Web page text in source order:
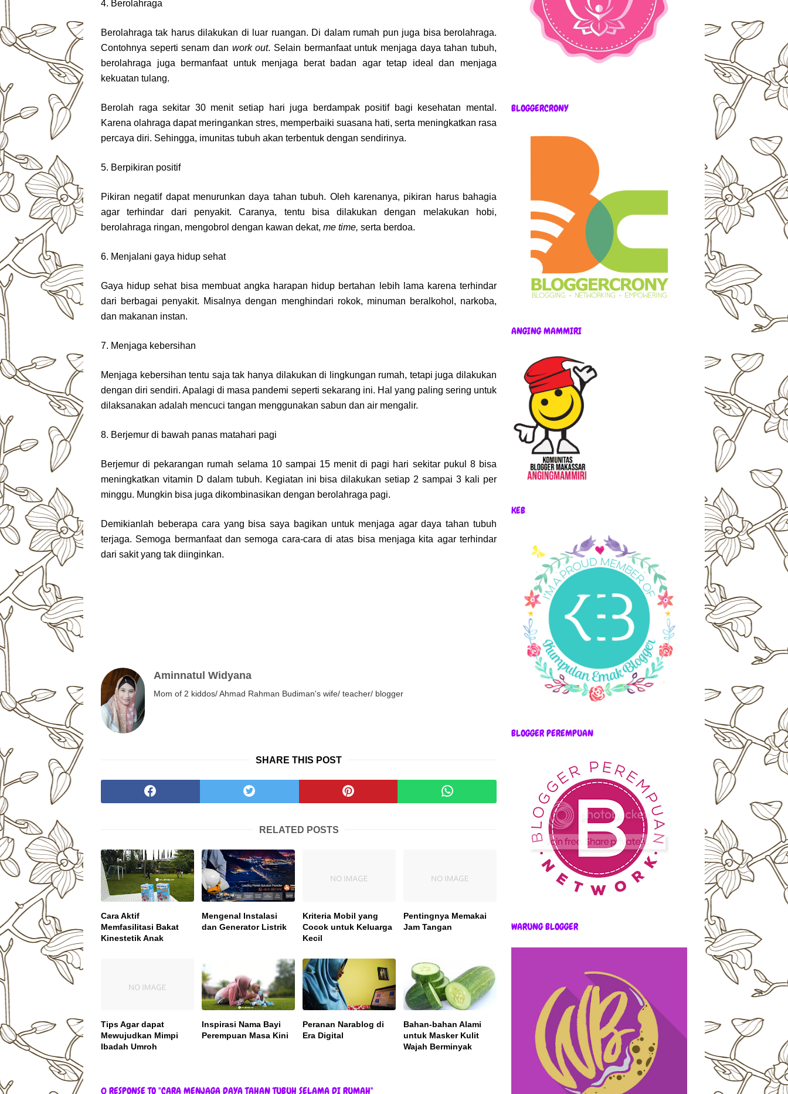
4. Berolahraga
Berolahraga tak harus dilakukan di luar ruangan. Di dalam rumah pun juga bisa berolahraga.
Contohnya seperti senam dan work out. Selain bermanfaat untuk menjaga daya tahan tubuh,
berolahraga juga bermanfaat untuk menjaga berat badan agar tetap ideal dan menjaga
kekuatan tulang.
Berolah raga sekitar 30 menit setiap hari juga berdampak positif bagi kesehatan mental.
Karena olahraga dapat meringankan stres, memperbaiki suasana hati, serta meningkatkan rasa
percaya diri. Sehingga, imunitas tubuh akan terbentuk dengan sendirinya.
5. Berpikiran positif
Pikiran negatif dapat menurunkan daya tahan tubuh. Oleh karenanya, pikiran harus bahagia
agar terhindar dari penyakit. Caranya, tentu bisa dilakukan dengan melakukan hobi,
berolahraga ringan, mengobrol dengan kawan dekat, me time, serta berdoa.
6. Menjalani gaya hidup sehat
Gaya hidup sehat bisa membuat angka harapan hidup bertahan lebih lama karena terhindar
dari berbagai penyakit. Misalnya dengan menghindari rokok, minuman beralkohol, narkoba,
dan makanan instan.
7. Menjaga kebersihan
Menjaga kebersihan tentu saja tak hanya dilakukan di lingkungan rumah, tetapi juga dilakukan
dengan diri sendiri. Apalagi di masa pandemi seperti sekarang ini. Hal yang paling sering untuk
dilaksanakan adalah mencuci tangan menggunakan sabun dan air mengalir.
8. Berjemur di bawah panas matahari pagi
Berjemur di pekarangan rumah selama 10 sampai 15 menit di pagi hari sekitar pukul 8 bisa
meningkatkan vitamin D dalam tubuh. Kegiatan ini bisa dilakukan setiap 2 sampai 3 kali per
minggu. Mungkin bisa juga dikombinasikan dengan berolahraga pagi.
Demikianlah beberapa cara yang bisa saya bagikan untuk menjaga agar daya tahan tubuh
terjaga. Semoga bermanfaat dan semoga cara-cara di atas bisa menjaga kita agar terhindar
dari sakit yang tak diinginkan.
Aminnatul Widyana
Mom of 2 kiddos/ Ahmad Rahman Budiman's wife/ teacher/ blogger
SHARE THIS POST
RELATED POSTS
Cara Aktif
Memfasilitasi Bakat
Kinestetik Anak
Mengenal Instalasi
dan Generator Listrik
Kriteria Mobil yang
Cocok untuk Keluarga
Kecil
Pentingnya Memakai
Jam Tangan
Tips Agar dapat
Mewujudkan Mimpi
Ibadah Umroh
Inspirasi Nama Bayi
Perempuan Masa Kini
Peranan Narablog di
Era Digital
Bahan-bahan Alami
untuk Masker Kulit
Wajah Berminyak
0 RESPONSE TO "CARA MENJAGA DAYA TAHAN TUBUH SELAMA DI RUMAH"
BLOGGERCRONY
ANGING MAMMIRI
KEB
BLOGGER PEREMPUAN
WARUNG BLOGGER